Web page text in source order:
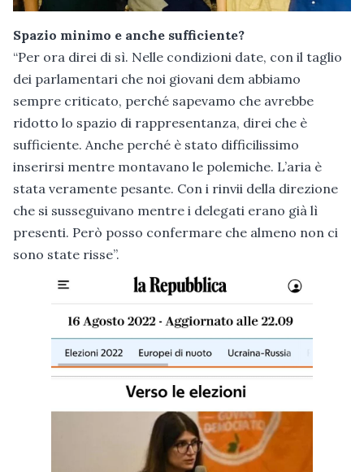
Spazio minimo e anche sufficiente?
“Per ora direi di sì. Nelle condizioni date, con il taglio
dei parlamentari che noi giovani dem abbiamo
sempre criticato, perché sapevamo che avrebbe
ridotto lo spazio di rappresentanza, direi che è
sufficiente. Anche perché è stato difficilissimo
inserirsi mentre montavano le polemiche. L’aria è
stata veramente pesante. Con i rinvii della direzione
che si susseguivano mentre i delegati erano già lì
presenti. Però posso confermare che almeno non ci
sono state risse”.